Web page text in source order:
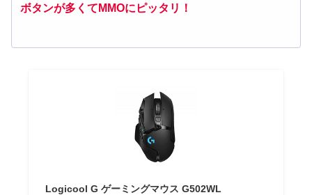
ボタンが多くてMMOにピッタリ！
Logicool G ゲーミングマウス G502WL